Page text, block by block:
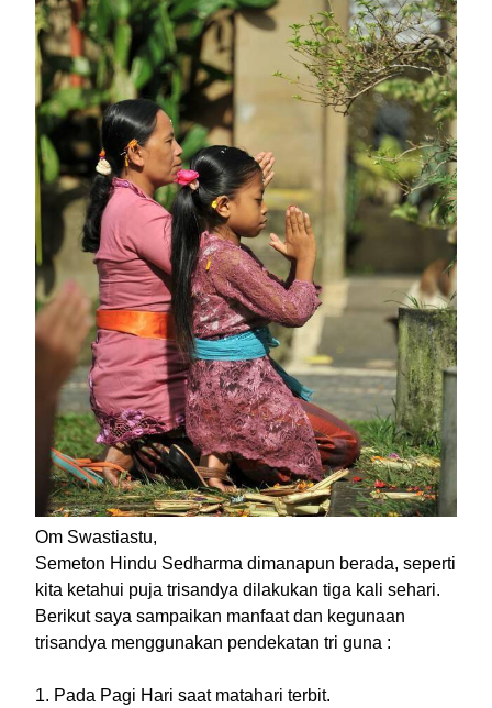
Om Swastiastu,
Semeton Hindu Sedharma dimanapun berada, seperti
kita ketahui puja trisandya dilakukan tiga kali sehari.
Berikut saya sampaikan manfaat dan kegunaan
trisandya menggunakan pendekatan tri guna :
1. Pada Pagi Hari saat matahari terbit.